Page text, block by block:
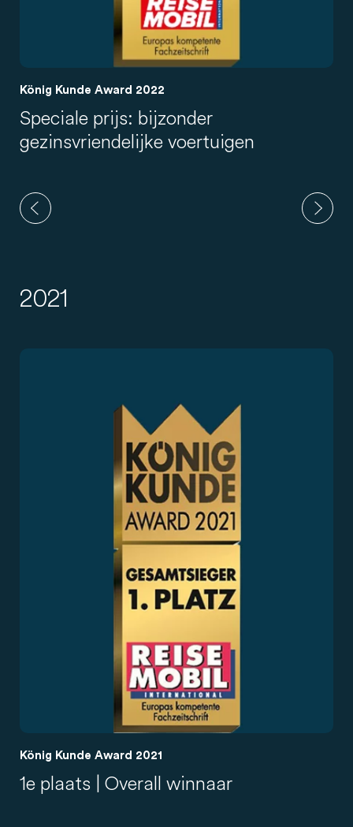
König Kunde Award 2022
Speciale prijs: bijzonder
gezinsvriendelijke voertuigen
2021
König Kunde Award 2021
1e plaats | Overall winnaar